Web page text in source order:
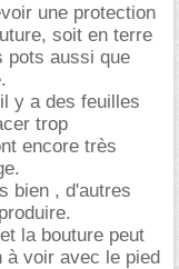
une protection
soit en terre
pots aussi que
y a des feuilles
trop
encore très
bien , d'autres
la bouture peut
à voir avec le pied